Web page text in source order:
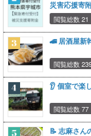
災害応援寄
閲覧総数 21
🚄 居酒屋新
閲覧総数
閲覧総数 77
📝 志麻さん